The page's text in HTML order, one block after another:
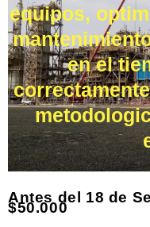
equipos,
en el
Antes del 18 de
$50.000